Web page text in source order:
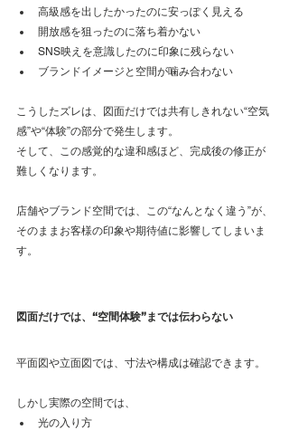
高級感を出したかったのに安っぽく見える
開放感を狙ったのに落ち着かない
SNS映えを意識したのに印象に残らない
ブランドイメージと空間が噛み合わない
こうしたズレは、図面だけでは共有しきれない“空気
感”や“体験”の部分で発生します。
そして、この感覚的な違和感ほど、完成後の修正が
難しくなります。
店舗やブランド空間では、この“なんとなく違う”が、
そのままお客様の印象や期待値に影響してしまいま
す。
図面だけでは、“空間体験”までは伝わらない
平面図や立面図では、寸法や構成は確認できます。
しかし実際の空間では、
光の入り方